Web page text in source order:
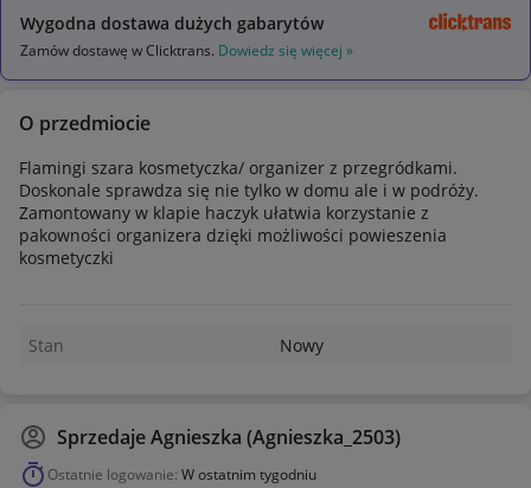
Wygodna dostawa dużych gabarytów
Zamów dostawę w Clicktrans. Dowiedz się więcej »
O przedmiocie
Flamingi szara kosmetyczka/ organizer z przegródkami.
Doskonale sprawdza się nie tylko w domu ale i w podróży.
Zamontowany w klapie haczyk ułatwia korzystanie z
pakowności organizera dzięki możliwości powieszenia
kosmetyczki
Stan Nowy
SprzedajeAgnieszka (Agnieszka_2503)
Ostatnie logowanie: W ostatnim tygodniu